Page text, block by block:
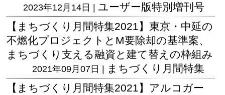
2023年12月14日 | ユーザー版特別増刊号
【まちづくり月間特集2021】東京・中延の
不燃化プロジェクトとM要除却の基準案、
まちづくり支える融資と建て替えの枠組み
2021年09月07日 | まちづくり月間特集
【まちづくり月間特集2021】アルコガー